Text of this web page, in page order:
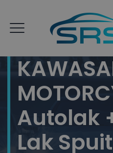
Autolak
Lak